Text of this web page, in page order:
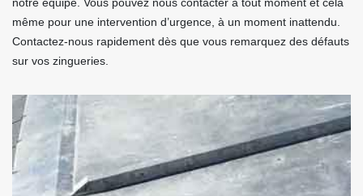
même pour une intervention d’urgence, à un moment inattendu.
Contactez-nous rapidement dès que vous remarquez des défauts
sur vos zingueries.